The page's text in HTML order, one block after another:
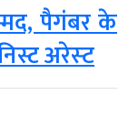
पैगंबर के
अरेस्‍ट